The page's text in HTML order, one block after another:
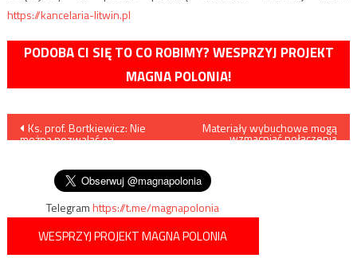
https://kancelaria-litwin.pl
PODOBA CI SIĘ TO CO ROBIMY? WESPRZYJ PROJEKT
MAGNA POLONIA!
Nawigacja
Ks. prof. Bortkiewicz: Nie
można pozwalać na
Materiały wybuchowe mogą
wzmacniać połączenia
Telegramhttps://t.me/magnapolonia
WESPRZYJ PROJEKT MAGNA POLONIA